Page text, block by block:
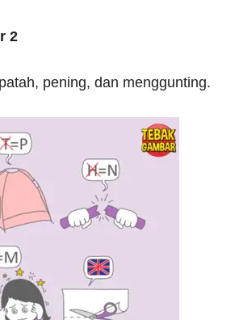
2
pening, dan menggunting.